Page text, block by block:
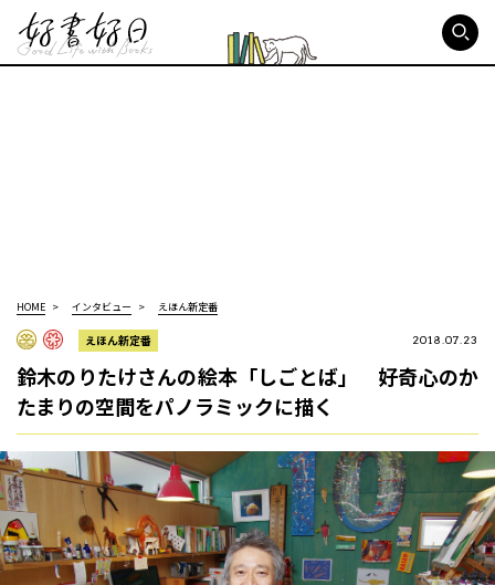
HOME インタビュー えほん新定番
えほん新定番 2018.07.23
鈴木のりたけさんの絵本「しごとば」 好奇心のか
たまりの空間をパノラミックに描く